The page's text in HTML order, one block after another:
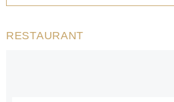
RESTAURANT